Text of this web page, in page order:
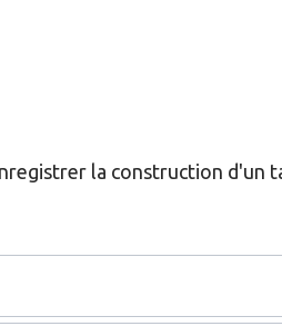
la construction d'un